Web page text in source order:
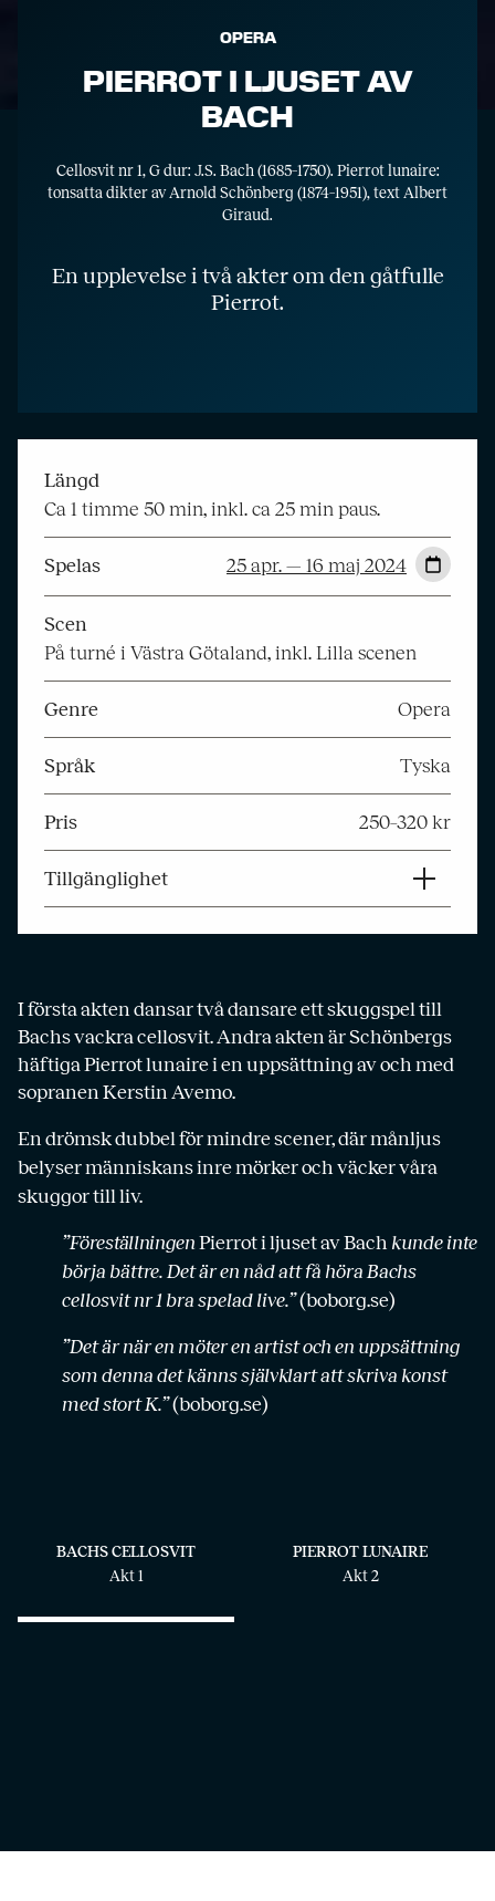
OPERA
PIERROT I LJUSET AV
BACH
Cellosvit nr 1, G dur: J.S. Bach (1685–1750). Pierrot lunaire:
tonsatta dikter av Arnold Schönberg (1874–1951), text Albert
Giraud.
En upplevelse i två akter om den gåtfulle
Pierrot.
Längd
Ca 1 timme 50 min, inkl. ca 25 min paus.
Spelas 25 apr. — 16 maj 2024
Scen
På turné i Västra Götaland, inkl. Lilla scenen
Genre Opera
Språk Tyska
Pris 250–320 kr
Tillgänglighet
I första akten dansar två dansare ett skuggspel till
Bachs vackra cellosvit. Andra akten är Schönbergs
häftiga Pierrot lunaire i en uppsättning av och med
sopranen Kerstin Avemo.
En drömsk dubbel för mindre scener, där månljus
belyser människans inre mörker och väcker våra
skuggor till liv.
”FöreställningenPierrot i ljuset av Bach kunde inte
börja bättre. Det är en nåd att få höra Bachs
cellosvit nr 1 bra spelad live.”(boborg.se)
”Det är när en möter en artist och en uppsättning
som denna det känns självklart att skriva konst
med stort K.”(boborg.se)
BACHS CELLOSVIT
Akt 1
PIERROT LUNAIRE
Akt 2